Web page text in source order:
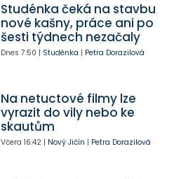
Studénka čeká na stavbu
nové kašny, práce ani po
šesti týdnech nezačaly
Dnes 7:50 | Studénka | Petra Dorazilová
Na netuctové filmy lze
vyrazit do vily nebo ke
skautům
Včera 16:42| Nový Jičín | Petra Dorazilová